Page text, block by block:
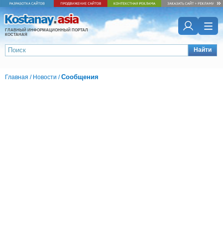
ГЛАВНЫЙ ИНФОРМАЦИОННЫЙ ПОРТАЛ
КОСТАНАЯ
Найти
Главная / Новости /Сообщения